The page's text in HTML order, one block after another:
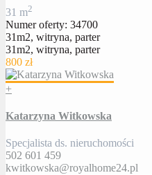
31 m2
Numer oferty: 34700
31m2, witryna, parter
31m2, witryna, parter
800 zł
+
Katarzyna Witkowska
Specjalista ds. nieruchomości
502 601 459
kwitkowska@royalhome24.pl